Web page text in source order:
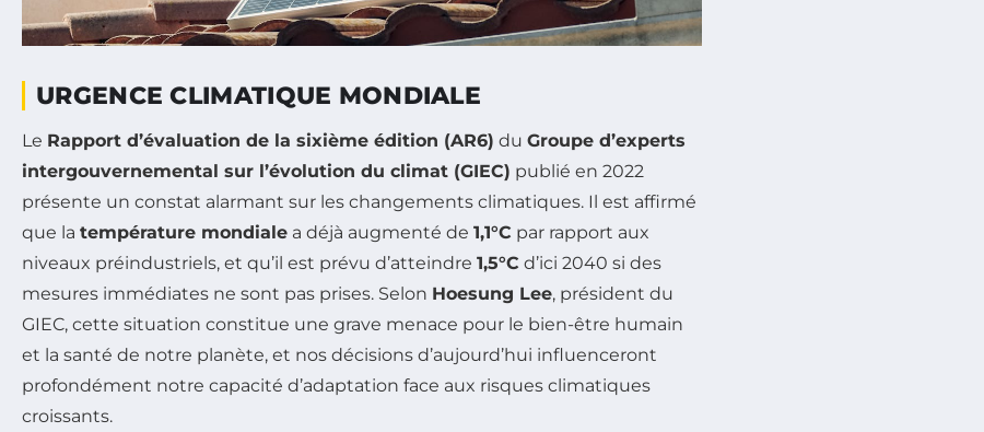
URGENCE CLIMATIQUE MONDIALE
Le Rapport d’évaluation de la sixième édition (AR6) du Groupe d’experts
intergouvernemental sur l’évolution du climat (GIEC) publié en 2022
présente un constat alarmant sur les changements climatiques. Il est affirmé
que la température mondiale a déjà augmenté de 1,1°C par rapport aux
niveaux préindustriels, et qu’il est prévu d’atteindre 1,5°C d’ici 2040 si des
mesures immédiates ne sont pas prises. Selon Hoesung Lee, président du
GIEC, cette situation constitue une grave menace pour le bien-être humain
et la santé de notre planète, et nos décisions d’aujourd’hui influenceront
profondément notre capacité d’adaptation face aux risques climatiques
croissants.